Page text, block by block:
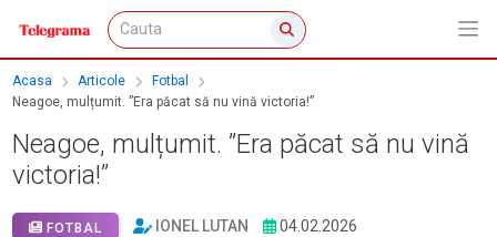
Acasa Articole
Fotbal
Neagoe, mulțumit. ”Era păcat să nu vină victoria!”
Neagoe, mulțumit. ”Era păcat să nu vină
victoria!”
FOTBAL IONEL LUTAN 04.02.2026